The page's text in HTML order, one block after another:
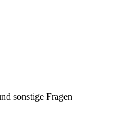
sonstige Fragen